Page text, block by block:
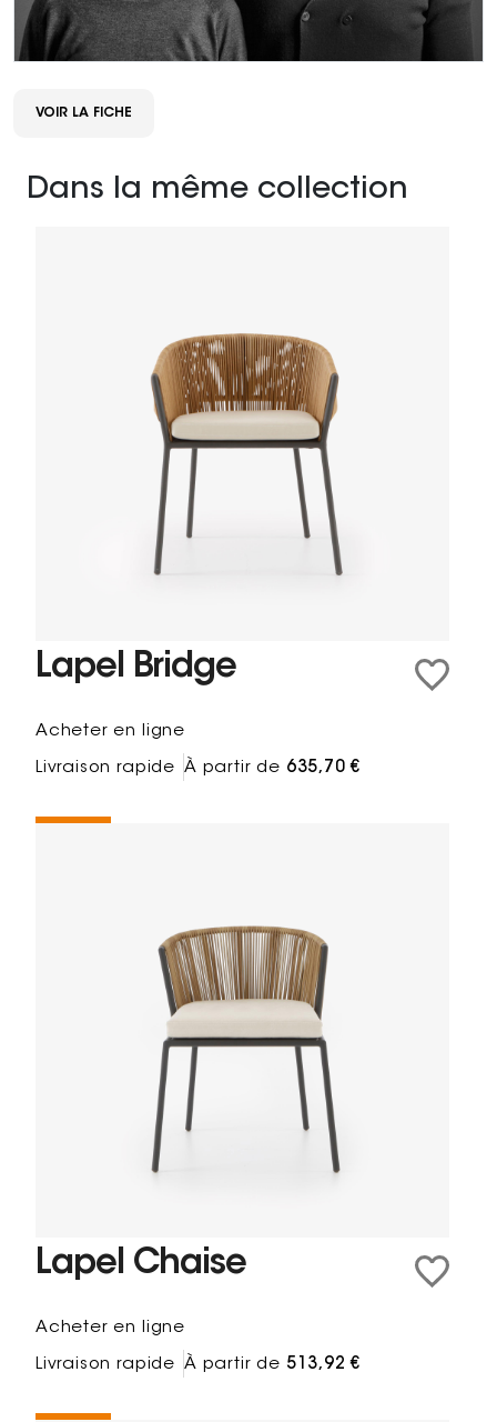
VOIR LA FICHE
Dans la même collection
Lapel Bridge
Acheter en ligne
Livraison rapide À partir de 635,70 €
Lapel Chaise
Acheter en ligne
Livraison rapide À partir de 513,92 €